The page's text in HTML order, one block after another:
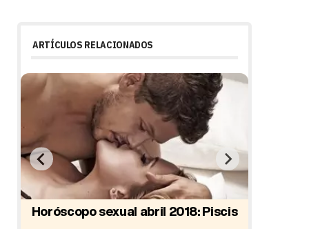
ARTÍCULOS RELACIONADOS
Horóscopo sexual abril 2018: Piscis